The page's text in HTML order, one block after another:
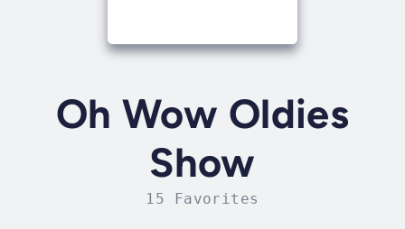
Oh Wow Oldies
Show
15 Favorites